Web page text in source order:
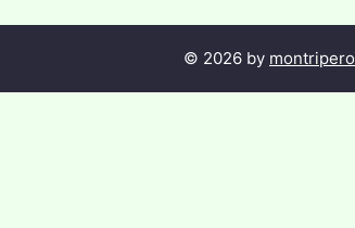
© 2026 by montripero